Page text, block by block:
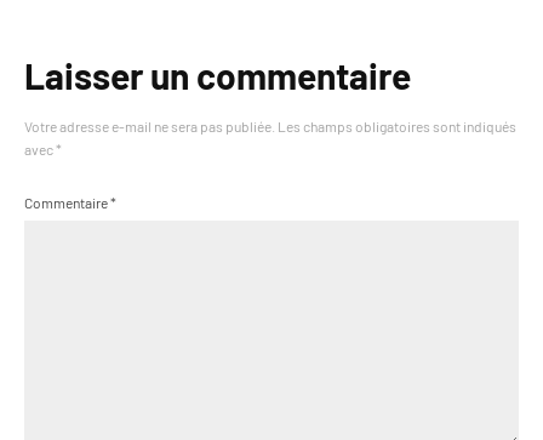
Laisser un commentaire
Votre adresse e-mail ne sera pas publiée. Les champs obligatoires sont indiqués
avec *
Commentaire*